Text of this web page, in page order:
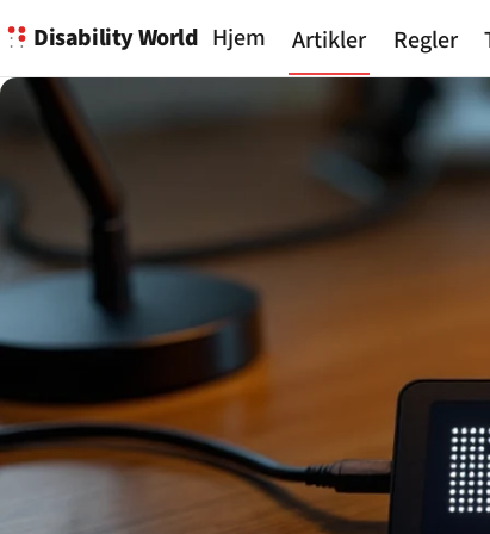
Disability World Hjem Artikler Regler